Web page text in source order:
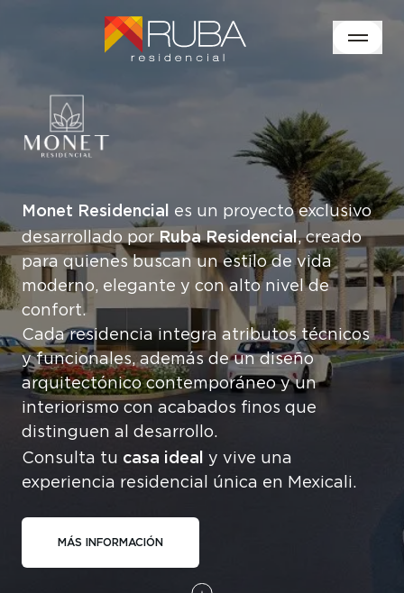
Monet Residencial
es un proyecto exclusivo
desarrollado porRuba Residencial, creado
para quienes buscan un estilo de vida
moderno, elegante y con alto nivel de
confort.
Cada residencia integra atributos técnicos
y funcionales, además de un diseño
arquitectónico contemporáneo y un
interiorismo con acabados finos que
distinguen al desarrollo.
Consulta tu casa ideal
y vive una
experiencia residencial única en Mexicali.
MÁS INFORMACIÓN